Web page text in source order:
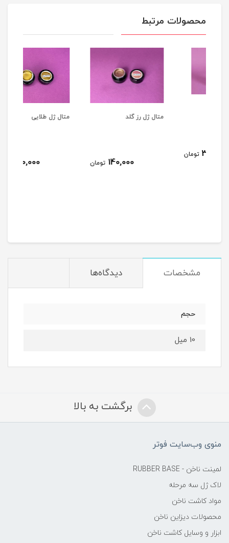
محصولات مرتبط
متال ژل رز گلد
تومان
متال ژل طلایی
تومان
مشخصات دیدگاه‌ها
حجم
10 میل
برگشت به بالا
منوی وب‌سایت فوتر
لمینت ناخن - RUBBER BASE
لاک ژل سه مرحله
مواد کاشت ناخن
محصولات دیزاین ناخن
ابزار و وسایل کاشت ناخن